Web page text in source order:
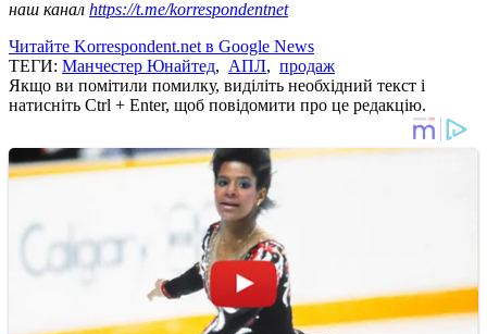
наш канал https://t.me/korrespondentnet
Читайте Korrespondent.net в Google News
ТЕГИ: Манчестер Юнайтед, АПЛ, продаж
Якщо ви помітили помилку, виділіть необхідний текст і
натисніть Ctrl + Enter, щоб повідомити про це редакцію.